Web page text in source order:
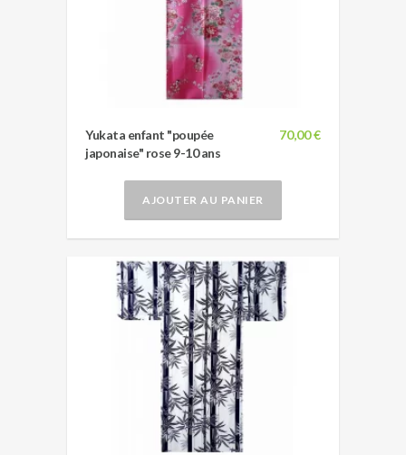
70,00 €
Yukata enfant "poupée
japonaise" rose 9-10 ans
AJOUTER AU PANIER